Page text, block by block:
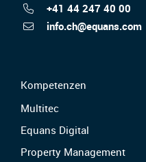
+41 44 247 40 00
info.ch@equans.com
Kompetenzen
Multitec
Equans Digital
Property Management